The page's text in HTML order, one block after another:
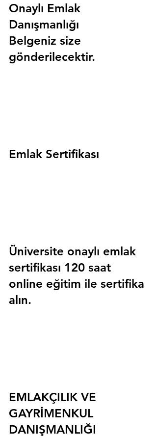
Onaylı Emlak
Danışmanlığı
Belgeniz size
gönderilecektir.
Emlak Sertifikası
Üniversite onaylı emlak
sertifikası 120 saat
online eğitim ile sertifika
alın.
EMLAKÇILIK VE
GAYRİMENKUL
DANIŞMANLIĞI